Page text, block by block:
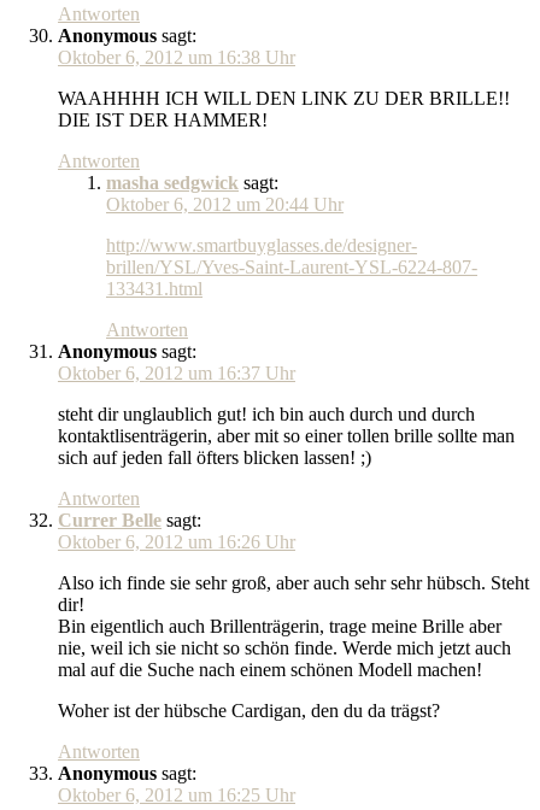
Antworten
Anonymous sagt:
Oktober 6, 2012 um 16:38 Uhr
WAAHHHH ICH WILL DEN LINK ZU DER BRILLE!!
DIE IST DER HAMMER!
Antworten
masha sedgwick sagt:
Oktober 6, 2012 um 20:44 Uhr
http://www.smartbuyglasses.de/designer-
brillen/YSL/Yves-Saint-Laurent-YSL-6224-807-
133431.html
Antworten
Anonymous sagt:
Oktober 6, 2012 um 16:37 Uhr
steht dir unglaublich gut! ich bin auch durch und durch
kontaktlisenträgerin, aber mit so einer tollen brille sollte man
sich auf jeden fall öfters blicken lassen! ;)
Antworten
Currer Belle sagt:
Oktober 6, 2012 um 16:26 Uhr
Also ich finde sie sehr groß, aber auch sehr sehr hübsch. Steht
dir!
Bin eigentlich auch Brillenträgerin, trage meine Brille aber
nie, weil ich sie nicht so schön finde. Werde mich jetzt auch
mal auf die Suche nach einem schönen Modell machen!
Woher ist der hübsche Cardigan, den du da trägst?
Antworten
Anonymous sagt:
Oktober 6, 2012 um 16:25 Uhr